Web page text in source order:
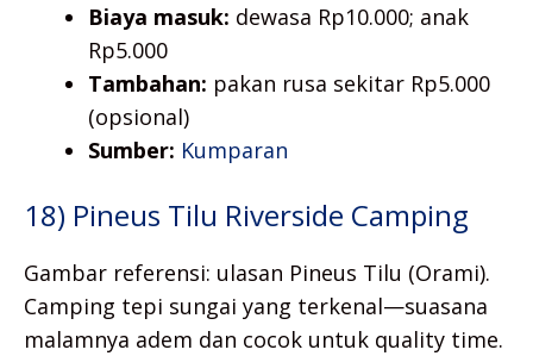
Biaya masuk: dewasa Rp10.000; anak
Rp5.000
Tambahan: pakan rusa sekitar Rp5.000
(opsional)
Sumber: Kumparan
18) Pineus Tilu Riverside Camping
Gambar referensi: ulasan Pineus Tilu (Orami).
Camping tepi sungai yang terkenal—suasana
malamnya adem dan cocok untuk quality time.